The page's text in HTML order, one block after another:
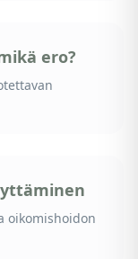
ero?
oikomishoidon